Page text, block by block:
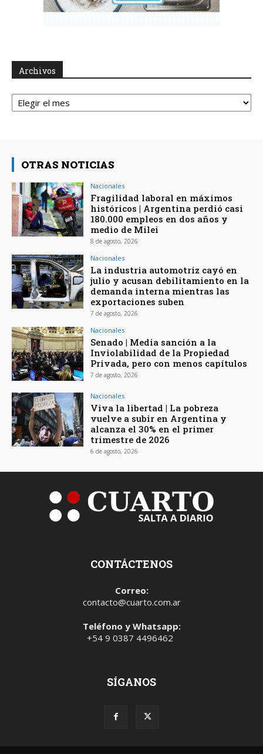
Archivos
Archivos
OTRAS NOTICIAS
Nacionales
Fragilidad laboral en máximos
históricos | Argentina perdió casi
180.000 empleos en dos años y
medio de Milei
8 de agosto, 2026
Nacionales
La industria automotriz cayó en
julio y acusan debilitamiento en la
demanda interna mientras las
exportaciones suben
7 de agosto, 2026
Nacionales
Senado | Media sanción a la
Inviolabilidad de la Propiedad
Privada, pero con menos capítulos
7 de agosto, 2026
Nacionales
Viva la libertad | La pobreza
vuelve a subir en Argentina y
alcanza el 30% en el primer
trimestre de 2026
6 de agosto, 2026
CONTÁCTENOS
Correo:
contacto@cuarto.com.ar
Teléfono y Whatsapp:
+54 9 0387 4496462
SÍGANOS